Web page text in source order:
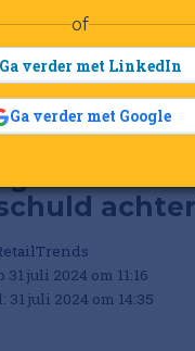
juli 2024 om 11:16
juli 2024 om 14:35
of
Ga verder met LinkedIn
Ga verder met Google